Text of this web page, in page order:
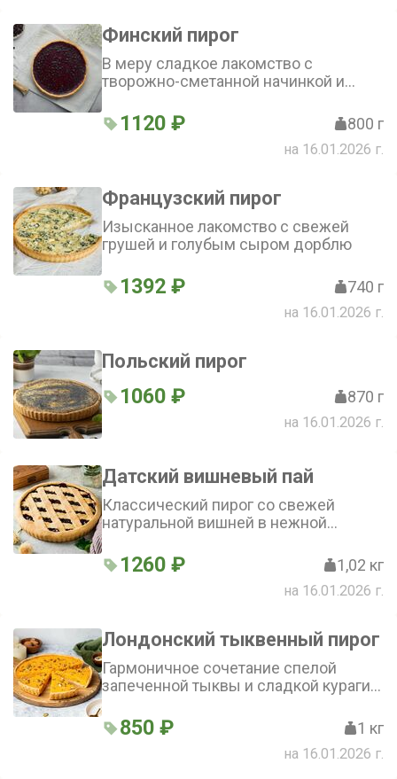
Финский пирог
В меру сладкое лакомство с
творожно-сметанной начинкой и
1120 ₽ 800 г
на 16.01.2026 г.
Французский пирог
Изысканное лакомство с свежей
грушей и голубым сыром дорблю
1392 ₽ 740 г
на 16.01.2026 г.
Польский пирог
1060 ₽ 870 г
на 16.01.2026 г.
Датский вишневый пай
Классический пирог со свежей
натуральной вишней в нежной
1260 ₽ 1,02 кг
на 16.01.2026 г.
Лондонский тыквенный пирог
Гармоничное сочетание спелой
запеченной тыквы и сладкой кураги.
850 ₽ 1 кг
на 16.01.2026 г.